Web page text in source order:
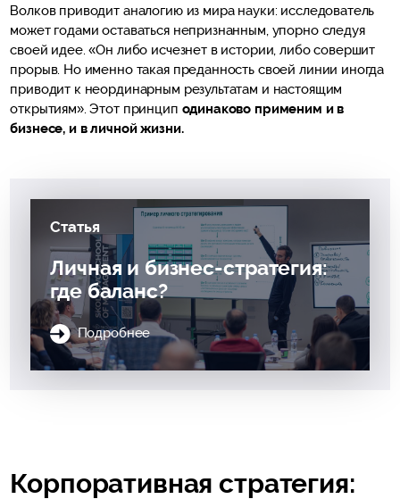
Волков приводит аналогию из мира науки: исследователь
может годами оставаться непризнанным, упорно следуя
своей идее. «Он либо исчезнет в истории, либо совершит
прорыв. Но именно такая преданность своей линии иногда
приводит к неординарным результатам и настоящим
открытиям». Этот принцип одинаково применим и в
бизнесе, и в личной жизни.
Статья
Личная и бизнес-стратегия:
где баланс?
Подробнее
Корпоративная стратегия: